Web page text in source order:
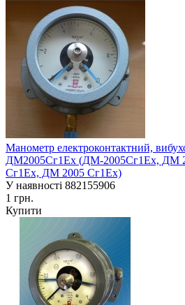
Манометр електроконтактний,
ДМ2005Сг1Ех (ДМ-2005Сг1Ех, ДМ
Сг1Ех, ДМ 2005 Сг1Ех)
У наявності 882155906
1 грн.
Купити